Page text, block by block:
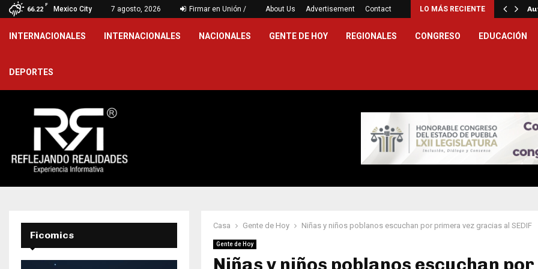
66.22
F
Mexico City 7 agosto, 2026 Firmar en Unión / About Us Advertisement Contact LO MÁS RECIENTE
aplica modelo de desarrollo… Fortalece Puebla prevención de violencia sexual y…
INTERNACIONALES INTERNACIONALES NACIONALES GENTE DE HOY REGIONALES CONGRESO EDUCACIÓN
DEPORTES
Casa Gente de Hoy Niñas y niños poblanos escuchan por primera vez gracias al SEDIF
Gente de Hoy
Ficomics